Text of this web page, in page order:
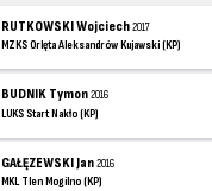
RUTKOWSKI Wojciech2017
MZKS Orlęta Aleksandrów Kujawski (KP)
BUDNIK Tymon2016
LUKS Start Nakło (KP)
GAŁĘZEWSKI Jan2016
MKL Tlen Mogilno (KP)